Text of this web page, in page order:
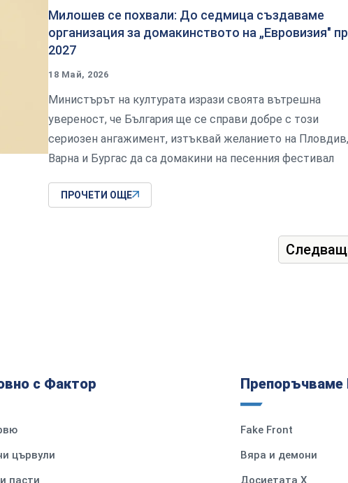
Милошев се похвали: До седмица създаваме
организация за домакинството на „Евровизия"
2027
18 Май, 2026
Министърът на културата изрази своята вътрешна
увереност, че България ще се справи добре с този
сериозен ангажимент, изтъквай желанието на Пловдив,
Варна и Бургас да са домакини на песенния фестивал
ПРОЧЕТИ ОЩЕ
с Фактор
цървули
пасти
Препоръчваме
Fake Front
Вяра и демони
Досиетата Х